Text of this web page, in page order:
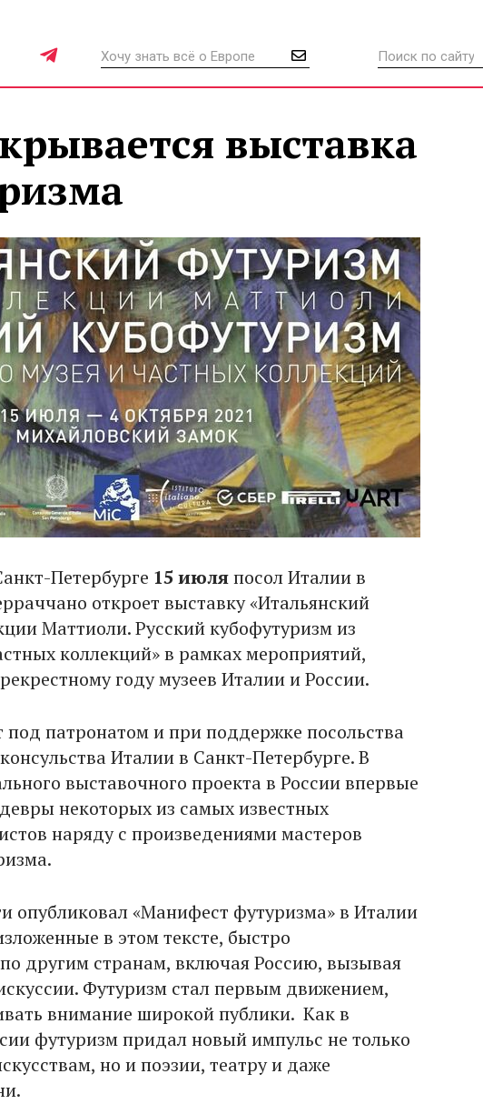
выставка
Петербурге 15 июляпосол Италии в
откроет выставку «Итальянский
Маттиоли. Русский кубофутуризм из
коллекций» в рамках мероприятий,
году музеев Италии и России.
под патронатом и при поддержке посольства
Италии в Санкт-Петербурге. В
выставочного проекта в России впервые
некоторых из самых известных
наряду с произведениями мастеров
опубликовал «Манифест футуризма» в Италии
в этом тексте, быстро
другим странам, включая Россию, вызывая
Футуризм стал первым движением,
внимание широкой публики. Как в
футуризм придал новый импульс не только
но и поэзии, театру и даже